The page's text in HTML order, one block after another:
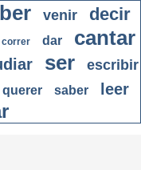
venir
decir
correr dar cantar
ser escribir
querer saber leer